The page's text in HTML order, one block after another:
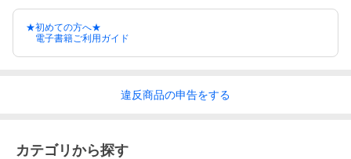
★初めての方へ★
電子書籍ご利用ガイド
違反商品の申告をする
カテゴリから探す